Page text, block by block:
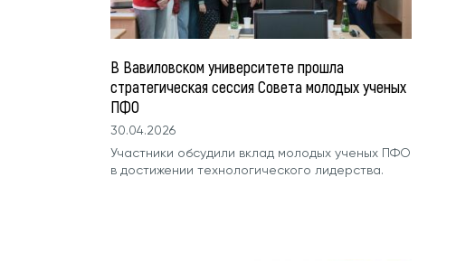
В Вавиловском университете прошла
стратегическая сессия Совета молодых ученых
ПФО
30.04.2026
Участники обсудили вклад молодых ученых ПФО
в достижении технологического лидерства.